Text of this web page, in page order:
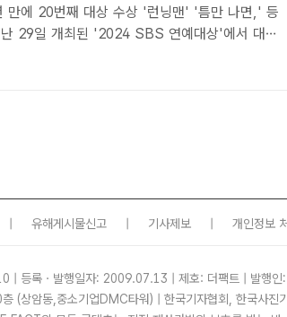
만에 20번째 대상 수상 '런닝맨' '틈만 나면,' 등
다. /서예원 기자[더팩트ㅣ최수빈 기자] 방송인
유해게시물신고 기사제보 개인정보
| 등록ㆍ발행일자: 2009.07.13 | 제호: 더팩트 | 발행
(상암동,중소기업DMC타워) | 한국기자협회, 한국사진